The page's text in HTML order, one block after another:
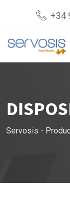
contenido
+34
Servosis -